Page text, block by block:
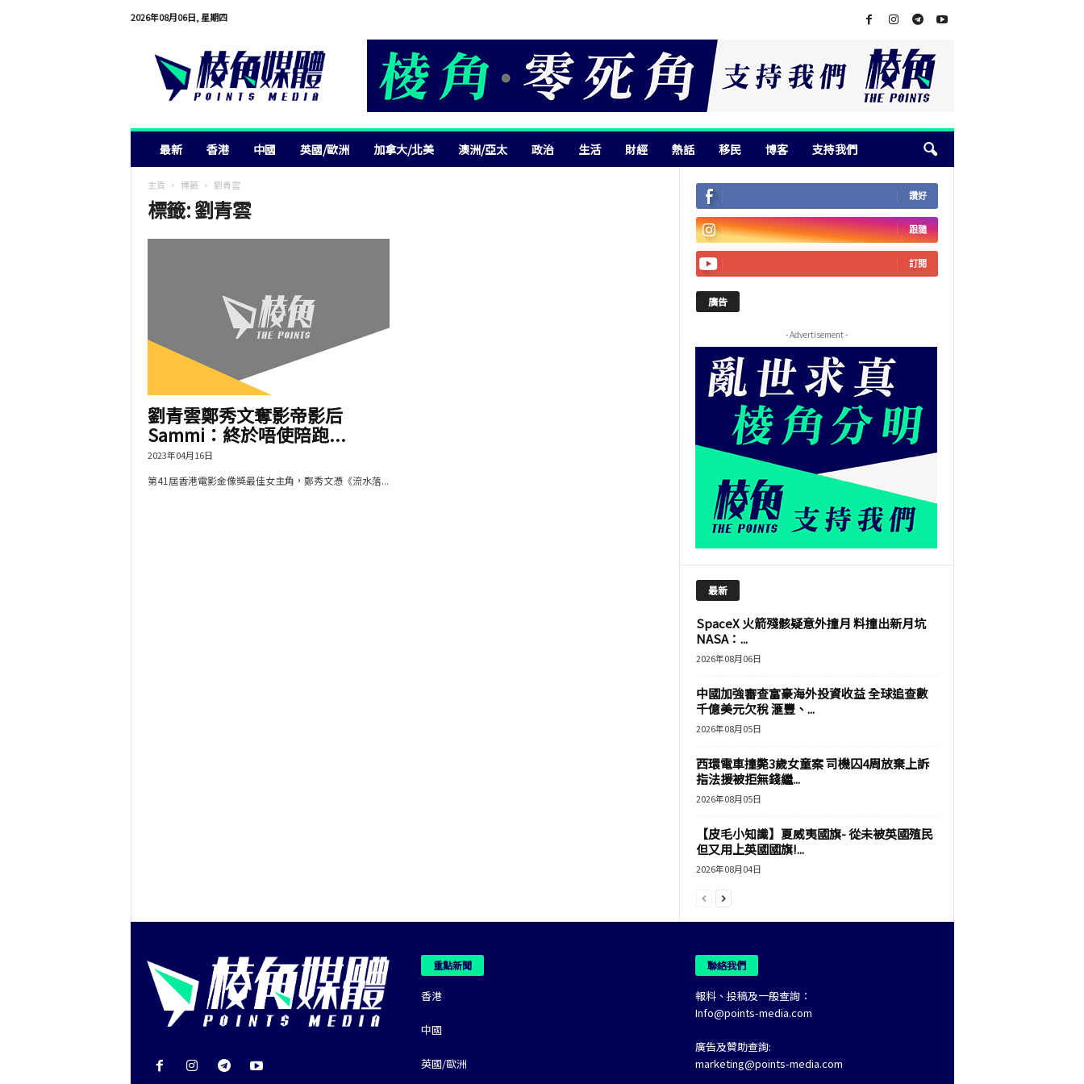
2026年08月06日, 星期四
最新 香港 中國 英國/歐洲 加拿大/北美 澳洲/亞太 政治 生活 財經 熱話 移民 博客 支持我們
主頁 標籤 劉青雲
標籤: 劉青雲
劉青雲鄭秀文奪影帝影后
Sammi：終於唔使陪跑...
2023年04月16日
第41屆香港電影金像獎最佳女主角，鄭秀文憑《流水落...
讚好
跟隨
訂閱
廣告
- Advertisement -
最新
SpaceX 火箭殘骸疑意外撞月 料撞出新月坑
NASA：...
2026年08月06日
中國加強審查富豪海外投資收益 全球追查數
千億美元欠稅 滙豐、...
2026年08月05日
西環電車撞斃3歲女童案 司機囚4周放棄上訴
指法援被拒無錢繼...
2026年08月05日
【皮毛小知識】夏威夷國旗- 從未被英國殖民
但又用上英國國旗!...
2026年08月04日
重點新聞
香港
中國
英國/歐洲
聯絡我們
報料、投稿及一般查詢：
Info@points-media.com
廣告及贊助查詢:
marketing@points-media.com